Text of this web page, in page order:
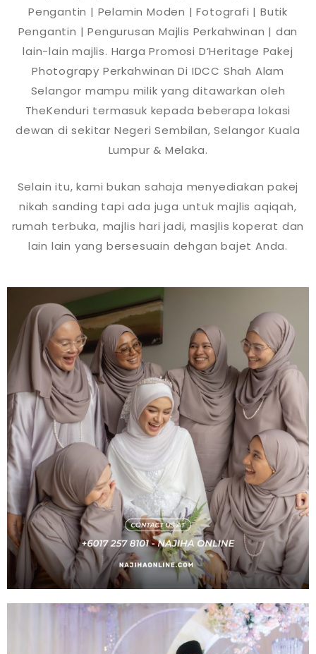
Pengantin | Pelamin Moden | Fotografi | Butik
Pengantin | Pengurusan Majlis Perkahwinan | dan
lain-lain majlis. Harga Promosi D’Heritage Pakej
Photograpy Perkahwinan Di IDCC Shah Alam
Selangor mampu milik yang ditawarkan oleh
TheKenduri termasuk kepada beberapa lokasi
dewan di sekitar Negeri Sembilan, Selangor Kuala
Lumpur & Melaka.
Selain itu, kami bukan sahaja menyediakan pakej
nikah sanding tapi ada juga untuk majlis aqiqah,
rumah terbuka, majlis hari jadi, masjlis koperat dan
lain lain yang bersesuain dehgan bajet Anda.